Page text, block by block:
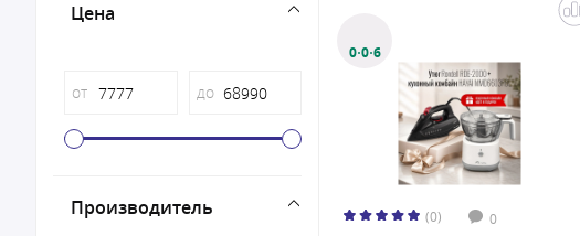
Цена
от до
Производитель
0·0·6
(0) 0